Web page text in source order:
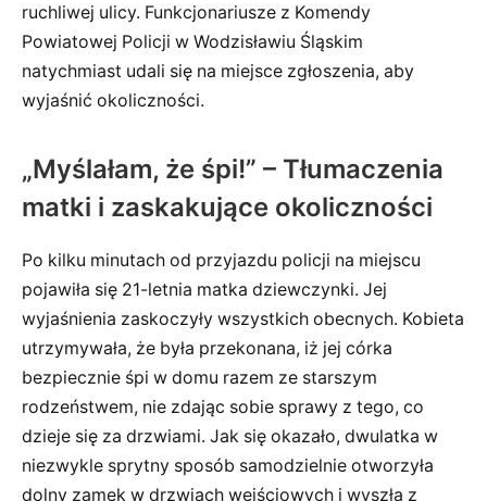
ruchliwej ulicy. Funkcjonariusze z Komendy
Powiatowej Policji w Wodzisławiu Śląskim
natychmiast udali się na miejsce zgłoszenia, aby
wyjaśnić okoliczności.
„Myślałam, że śpi!” – Tłumaczenia
matki i zaskakujące okoliczności
Po kilku minutach od przyjazdu policji na miejscu
pojawiła się 21-letnia matka dziewczynki. Jej
wyjaśnienia zaskoczyły wszystkich obecnych. Kobieta
utrzymywała, że była przekonana, iż jej córka
bezpiecznie śpi w domu razem ze starszym
rodzeństwem, nie zdając sobie sprawy z tego, co
dzieje się za drzwiami. Jak się okazało, dwulatka w
niezwykle sprytny sposób samodzielnie otworzyła
dolny zamek w drzwiach wejściowych i wyszła z